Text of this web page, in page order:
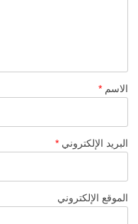
الاسم *
البريد الإلكتروني *
الموقع الإلكتروني